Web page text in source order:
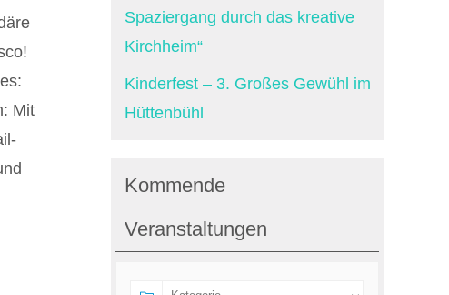
Mit
Spaziergang durch das kreative
Kirchheim“
Kinderfest – 3. Großes Gewühl im
Hüttenbühl
Kommende
Veranstaltungen